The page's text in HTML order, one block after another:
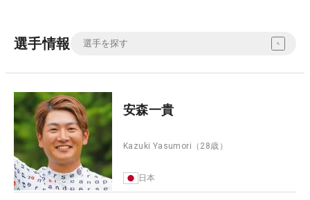
選手情報
安森一貴
Kazuki Yasumori （28歳）
日本